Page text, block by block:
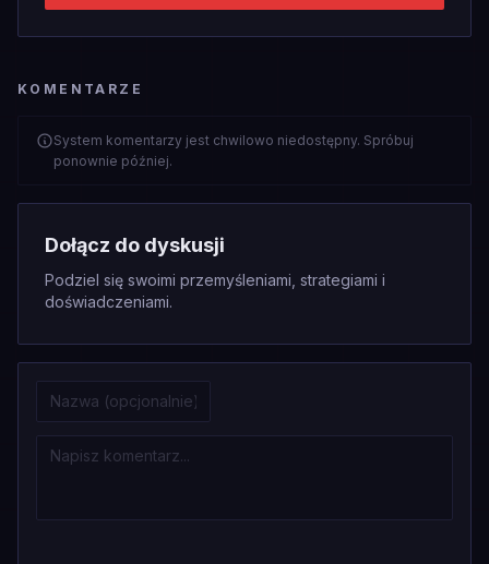
KOMENTARZE
System komentarzy jest chwilowo niedostępny. Spróbuj
ponownie później.
Dołącz do dyskusji
Podziel się swoimi przemyśleniami, strategiami i
doświadczeniami.